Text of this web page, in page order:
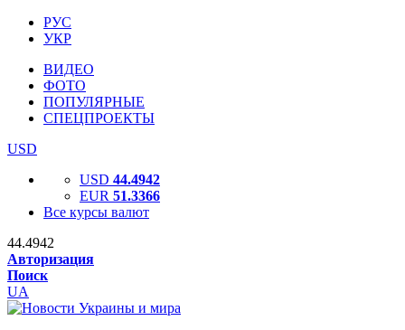
РУС
УКР
ВИДЕО
ФОТО
ПОПУЛЯРНЫЕ
СПЕЦПРОЕКТЫ
USD
USD 44.4942
EUR 51.3366
Все курсы валют
44.4942
Авторизация
Поиск
UA